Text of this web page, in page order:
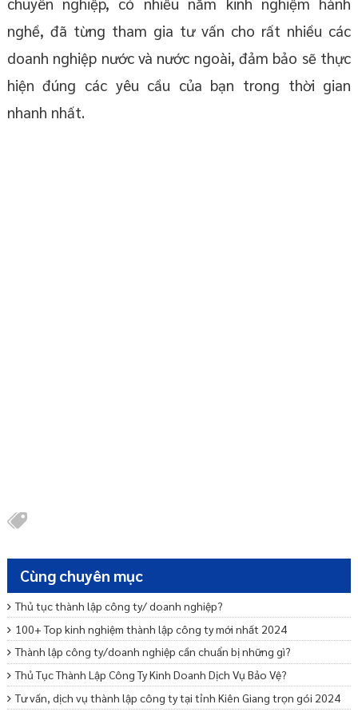
nghề, đã từng tham gia tư vấn cho rất nhiều các
doanh nghiệp nước và nước ngoài, đảm bảo sẽ thực
hiện đúng các yêu cầu của bạn trong thời gian
nhanh nhất.
Cùng chuyên mục
Thủ tục thành lập công ty/ doanh nghiệp?
100+ Top kinh nghiệm thành lập công ty mới nhất 2024
Thành lập công ty/doanh nghiệp cần chuẩn bị những gì?
Thủ Tục Thành Lập Công Ty Kinh Doanh Dịch Vụ Bảo Vệ?
Tư vấn, dịch vụ thành lập công ty tại tỉnh Kiên Giang trọn gói 2024